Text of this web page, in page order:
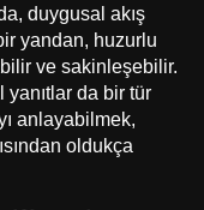
duygusal akış
yandan, huzurlu
ve sakinleşebilir.
da bir tür
anlayabilmek,
oldukça